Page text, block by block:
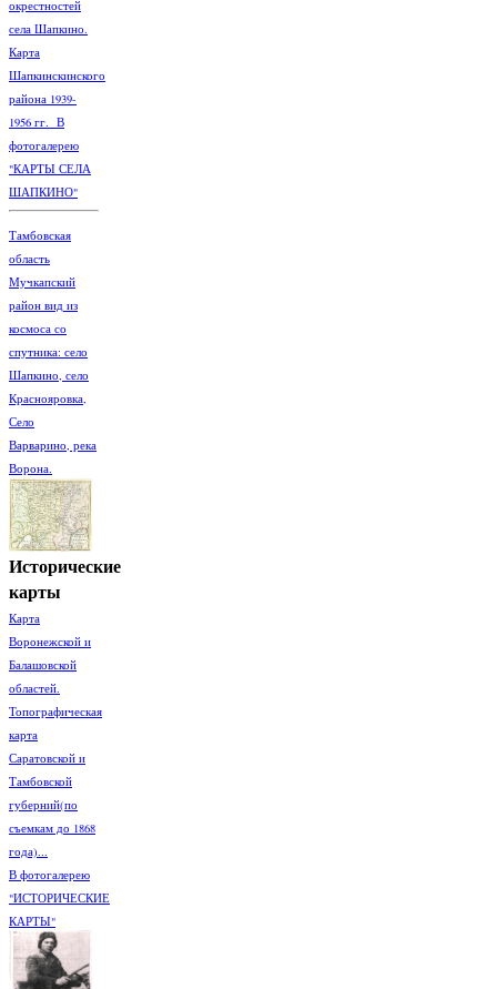
окрестностей
села Шапкино.
Карта
Шапкинскинского
района 1939-
1956 гг. В
фотогалерею
"КАРТЫ СЕЛА
ШАПКИНО"
Тамбовская
область
Мучкапский
район вид из
космоса со
спутника: село
Шапкино, село
Краснояровка,
Село
Варварино, река
Ворона.
Исторические
карты
Карта
Воронежской и
Балашовской
областей.
Топографическая
карта
Саратовской и
Тамбовской
губерний(по
съемкам до 1868
года)...
В фотогалерею
"ИСТОРИЧЕСКИЕ
КАРТЫ"